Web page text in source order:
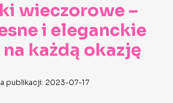
wieczorowe –
i eleganckie
każdą okazję
publikacji: 2023-07-17